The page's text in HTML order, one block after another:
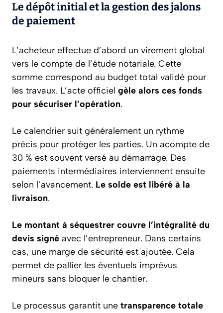
Le dépôt initial et la gestion des jalons
de paiement
L’acheteur effectue d’abord un virement global
vers le compte de l’étude notariale. Cette
somme correspond au budget total validé pour
les travaux. L’acte officiel gèle alors ces fonds
pour sécuriser l’opération.
Le calendrier suit généralement un rythme
précis pour protéger les parties. Un acompte de
30 % est souvent versé au démarrage. Des
paiements intermédiaires interviennent ensuite
selon l’avancement. Le solde est libéré à la
livraison.
Le montant à séquestrer couvre l’intégralité du
devis signé avec l’entrepreneur. Dans certains
cas, une marge de sécurité est ajoutée. Cela
permet de pallier les éventuels imprévus
mineurs sans bloquer le chantier.
Le processus garantit une transparence totale